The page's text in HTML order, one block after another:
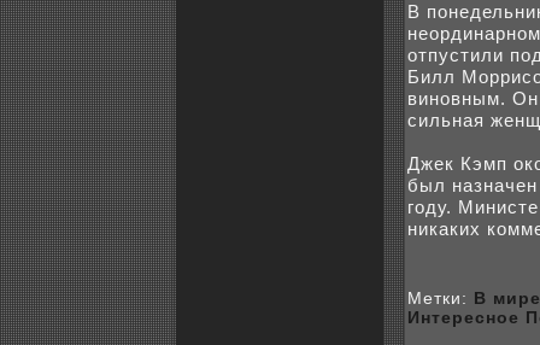
В
отпустили
Билл
виновным. Он
сильная
Джeк Кэмп
был
году.
никакиx
Метки: В мире
Интересное